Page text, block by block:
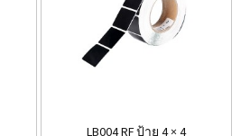
LB004 RF ป้าย 4 × 4